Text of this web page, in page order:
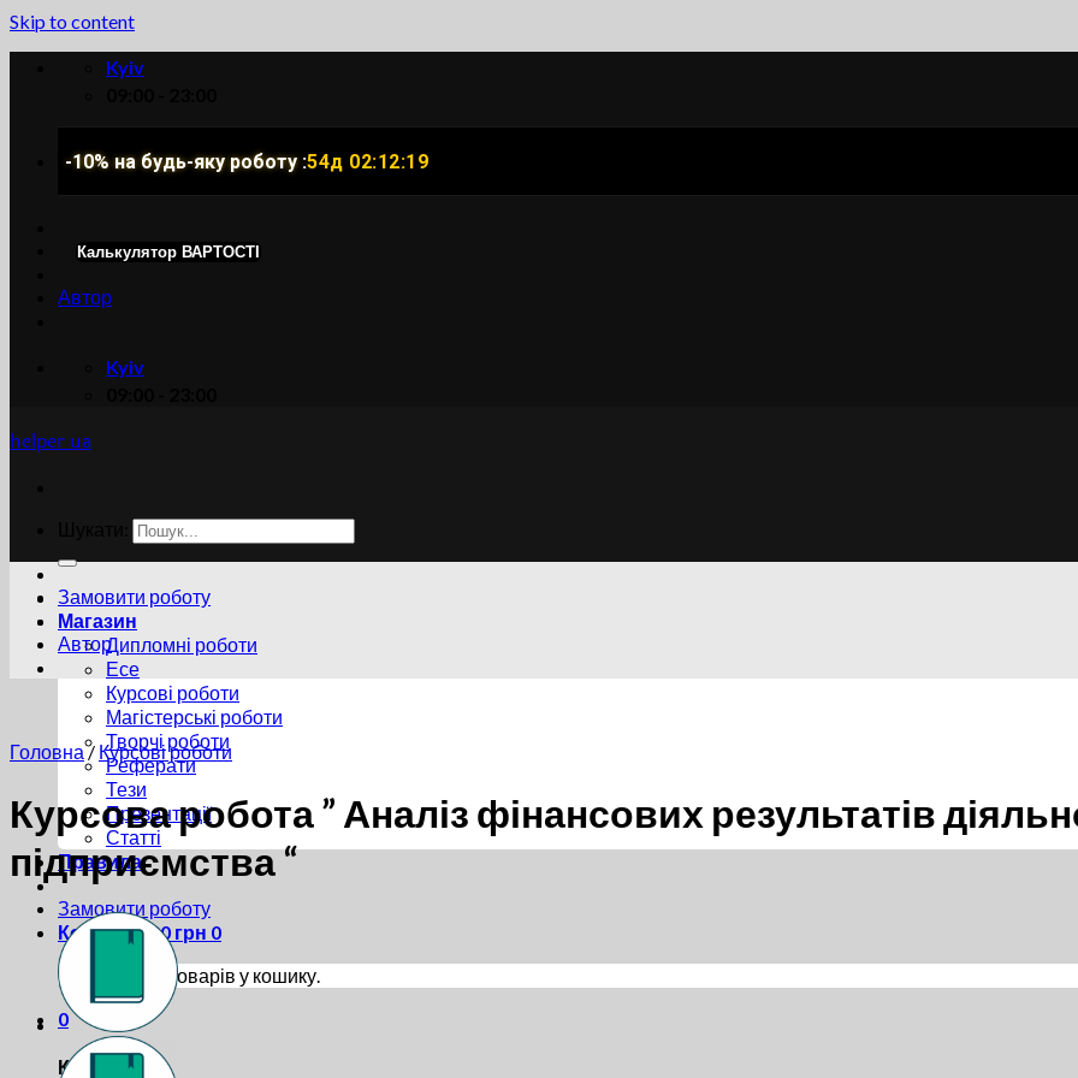
Skip to content
Kyiv
-10% на будь-яку роботу :54д 02:12:18
Калькулятор ВАРТОСТІ
Автор
Kyiv
helper ua
Магазин
Дипломні роботи
Есе
Курсові роботи
Магістерські роботи
Творчі роботи
Реферати
Тези
Презентації
Статті
Правила
Замовити роботу
Кошик /0.00 грн 0
Немає товарів у кошику.
0
Кошик
Замовити роботу
Автор
Головна / Курсові роботи
Курсова робота ” Аналіз фінансових результатів
підприємства “